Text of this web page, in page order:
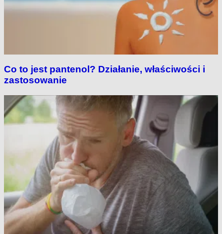
Co to jest pantenol? Działanie, właściwości i
zastosowanie